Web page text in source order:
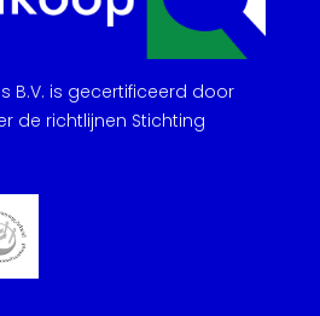
B.V. is gecertificeerd door
de richtlijnen Stichting